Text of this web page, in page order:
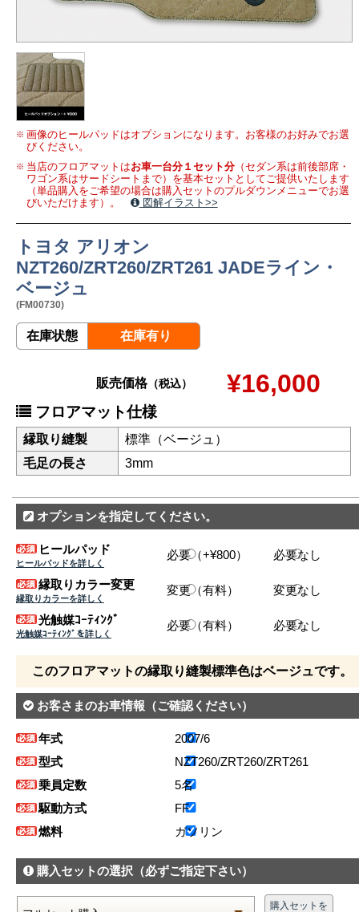
画像のヒールパッドはオプションになります。お客様のお好みでお選
びください。
当店のフロアマットはお車一台分１セット分（セダン系は前後部席・
ワゴン系はサードシートまで）を基本セットとしてご提供いたします
（単品購入をご希望の場合は購入セットのプルダウンメニューでお選
びいただけます）。
図解イラスト>>
トヨタ アリオン
NZT260/ZRT260/ZRT261 JADEライン・
ベージュ
(FM00730)
在庫状態 在庫有り
販売価格（税込） ¥16,000
フロアマット仕様
縁取り縫製
標準（ベージュ）
毛足の長さ
3mm
オプションを指定してください。
ヒールパッド
ヒールパッドを詳しく
必要（+¥800） 必要なし
縁取りカラー変更
縁取りカラーを詳しく
変更（有料） 変更なし
光触媒ｺｰﾃｨﾝｸﾞ
光触媒ｺｰﾃｨﾝｸﾞを詳しく
必要（有料） 必要なし
このフロアマットの縁取り縫製標準色はベージュです。
お客さまのお車情報 （ご確認ください）
年式
2007/6
型式
NZT260/ZRT260/ZRT261
乗員定数
5名
駆動方式
FF
燃料
ガソリン
購入セットの選択 （必ずご指定下さい）
購入セットを